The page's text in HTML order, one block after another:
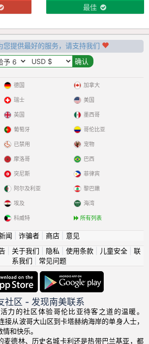
最佳
您提供最好的服务，请支持我们
德国
瑞士
英国
葡萄牙
已禁用
加拿大
美国
墨西哥
哥伦比亚
宠物
摩洛哥
突尼斯
阿尔及利亚
埃及
科威特
巴西
菲律宾
黎巴嫩
海湾
所有列表
闻 诈骗者| 商店| 意见
| 关于我们 隐私 使用条款| 儿童安全| 联
系我们
常见问题
社区 - 发现南美联系
力的社区体验哥伦比亚待客之道的温暖。
从波哥大山区到卡塔赫纳海岸的单身人士，
和快乐。
麦德林、历史名城卡利还是热带巴兰基亚，都